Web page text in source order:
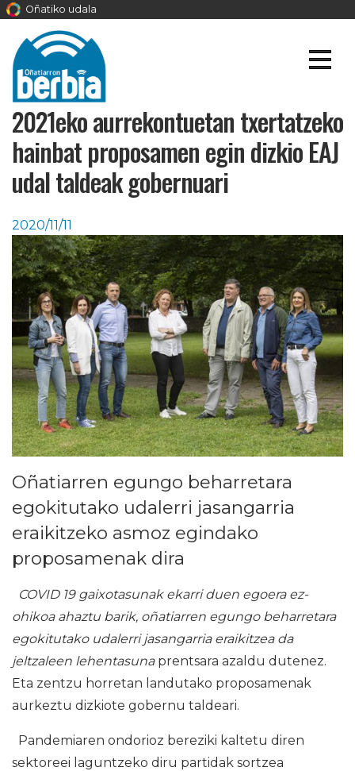
Oñatiko udala
2021eko aurrekontuetan txertatzeko
hainbat proposamen egin dizkio EAJ
udal taldeak gobernuari
2020/11/11
Oñatiarren egungo beharretara
egokitutako udalerri jasangarria
eraikitzeko asmoz egindako
proposamenak dira
COVID 19 gaixotasunak ekarri duen egoera ez-
ohikoa ahaztu barik, oñatiarren egungo beharretara
egokitutako udalerri jasangarria eraikitzea da
jeltzaleen lehentasunaprentsara azaldu dutenez.
Eta zentzu horretan landutako proposamenak
aurkeztu dizkiote gobernu taldeari.
Pandemiaren ondorioz bereziki kaltetu diren
sektoreei laguntzeko diru partidak sortzea